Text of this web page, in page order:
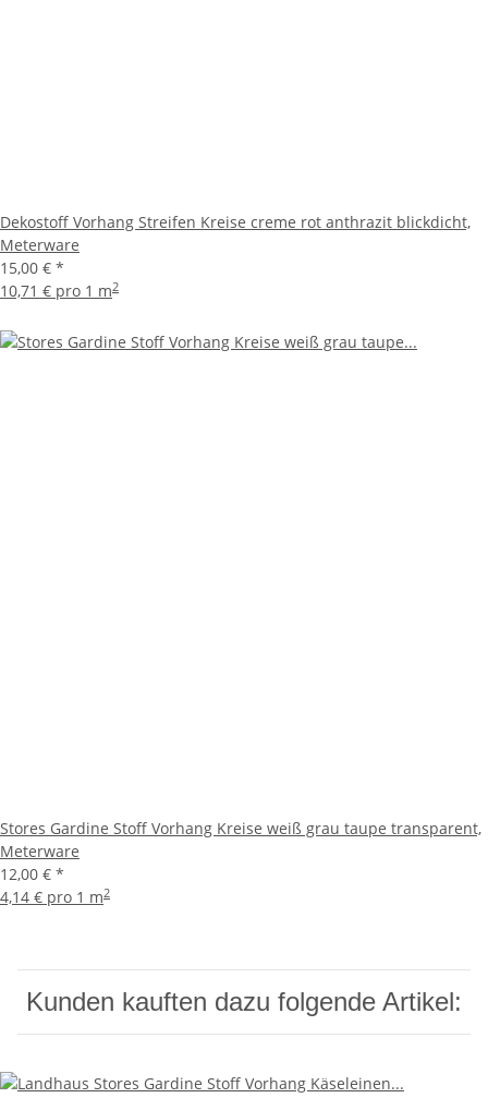
Dekostoff Vorhang Streifen Kreise creme rot anthrazit blickdicht,
Meterware
15,00 € *
10,71 € pro 1 m2
Stores Gardine Stoff Vorhang Kreise weiß grau taupe transparent,
Meterware
12,00 € *
4,14 € pro 1 m2
Kunden kauften dazu folgende Artikel: